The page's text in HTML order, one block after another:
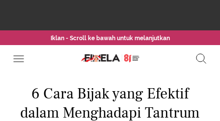
Iklan - Scroll ke bawah untuk melanjutkan
6 Cara Bijak yang Efektif
dalam Menghadapi Tantrum